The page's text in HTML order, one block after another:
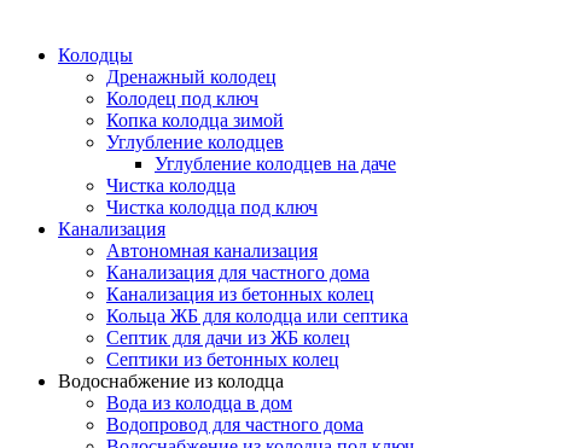
Колодцы
Дренажный колодец
Колодец под ключ
Копка колодца зимой
Углубление колодцев
Углубление колодцев на даче
Чистка колодца
Чистка колодца под ключ
Канализация
Автономная канализация
Канализация для частного дома
Канализация из бетонных колец
Кольца ЖБ для колодца или септика
Септик для дачи из ЖБ колец
Септики из бетонных колец
Водоснабжение из колодца
Вода из колодца в дом
Водопровод для частного дома